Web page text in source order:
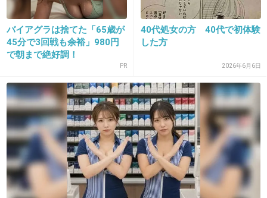
ったら
志望校に推薦で合格することができました！
倍率が高いだけあってがんばってよかったとお
もいました。
今思えば頑張ってる時が充実してたな！って感
じです。
+26 -3
14. 匿名 2014/01/05(日) 11:20:59
バイアグラは捨てた「65歳が
45分で3回戦も余裕」980円
で朝まで絶好調！
PR
40代処女の方 40代で初体験
した方
2026年6月6日